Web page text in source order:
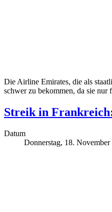
Die Airline Emirates, die als
schwer zu bekommen, da sie
Streik in
Datum
Donnerstag, 18. November